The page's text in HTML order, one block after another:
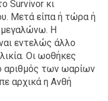
Survivor κι
Μετά είπα ή τώρα ή
μεγαλώνω. Η
εντελώς άλλο
Οι ωοθήκες
αριθμός των ωαρίων
αρχικά η Ανθή